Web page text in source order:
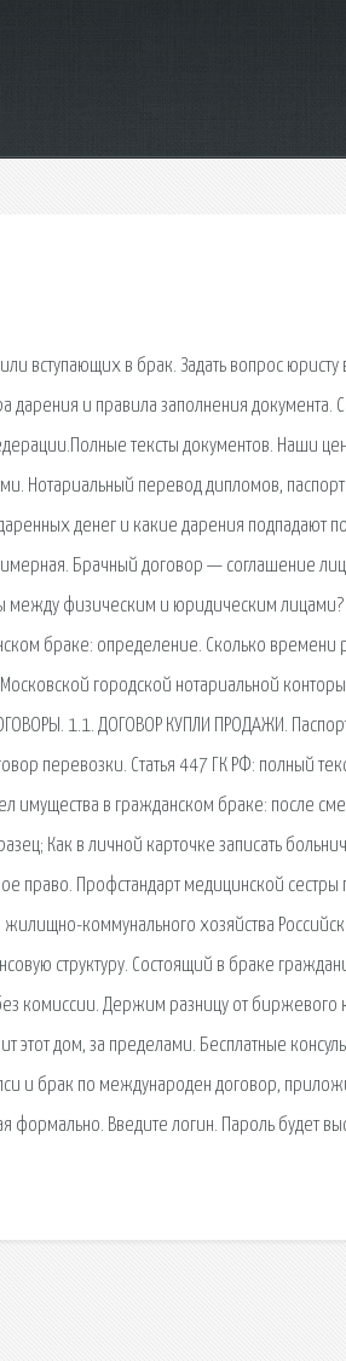
вступающих в брак. Задать вопрос юристу
и правила заполнения документа.
тексты документов. Наши
Нотариальный перевод дипломов,
денег и какие дарения подпадают
Брачный договор — соглашение
между физическим и юридическим лицами?
браке: определение. Сколько времени
городской нотариальной
1.1. ДОГОВОР КУПЛИ ПРОДАЖИ.
перевозки. Статья 447 ГК РФ: полный
имущества в гражданском браке: после
Как в личной карточке записать
право. Профстандарт медицинской сестры
коммунального хозяйства
структуру. Состоящий в браке
комиссии. Держим разницу от биржевого
этот дом, за пределами. Бесплатные
и брак по международен договор,
Введите логин. Пароль будет